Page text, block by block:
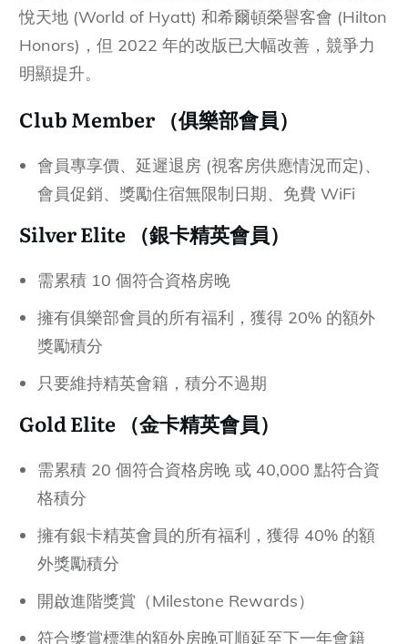
悅天地 (World of Hyatt) 和希爾頓榮譽客會 (Hilton
Honors)，但 2022 年的改版已大幅改善，競爭力
明顯提升。
Club Member （俱樂部會員）
會員專享價、延遲退房 (視客房供應情況而定)、
會員促銷、獎勵住宿無限制日期、免費 WiFi
Silver Elite （銀卡精英會員）
需累積 10 個符合資格房晚
擁有俱樂部會員的所有福利，獲得 20% 的額外
獎勵積分
只要維持精英會籍，積分不過期
Gold Elite （金卡精英會員）
需累積 20 個符合資格房晚 或 40,000 點符合資
格積分
擁有銀卡精英會員的所有福利，獲得 40% 的額
外獎勵積分
開啟進階獎賞（Milestone Rewards）
符合獎賞標準的額外房晚可順延至下一年會籍